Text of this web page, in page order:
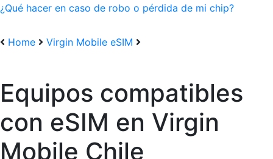
¿Qué hacer en caso de robo o pérdida de mi chip?
Home Virgin Mobile eSIM
Equipos compatibles
con eSIM en Virgin
Mobile Chile